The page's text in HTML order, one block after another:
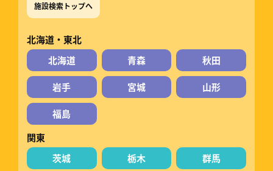
施設検索トップへ
北海道・東北
北海道
青森 秋田
岩手 宮城 山形
福島
関東
茨城
栃木 群馬